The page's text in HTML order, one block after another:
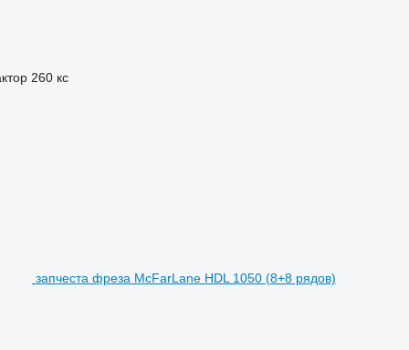
260 кс
запчеста фреза McFarLane HDL 1050 (8+8 рядов)